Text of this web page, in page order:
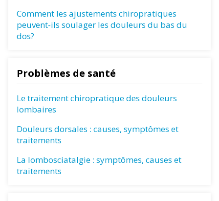
Comment les ajustements chiropratiques
peuvent-ils soulager les douleurs du bas du
dos?
Problèmes de santé
Le traitement chiropratique des douleurs
lombaires
Douleurs dorsales : causes, symptômes et
traitements
La lombosciatalgie : symptômes, causes et
traitements